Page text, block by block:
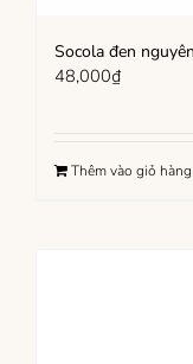
Socola đen
48,000₫
Thêm vào giỏ hàng